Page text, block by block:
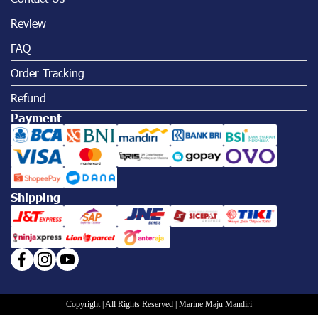
Review
FAQ
Order Tracking
Refund
Payment
Shipping
Copyright | All Rights Reserved | Marine Maju Mandiri